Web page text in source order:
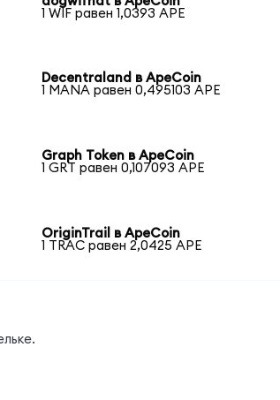
1 WIF равен 1,0393 APE
Decentraland в ApeCoin
1 MANA равен 0,495103 APE
Graph Token в ApeCoin
1 GRT равен 0,107093 APE
OriginTrail в ApeCoin
1 TRAC равен 2,0425 APE